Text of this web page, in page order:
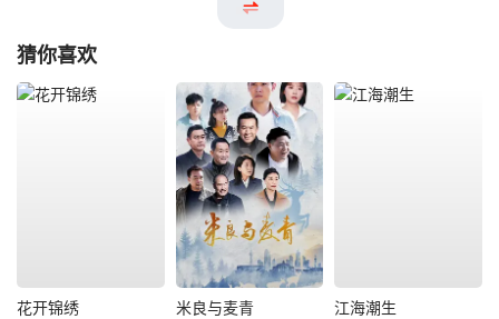
猜你喜欢
花开锦绣 米良与麦青 江海潮生